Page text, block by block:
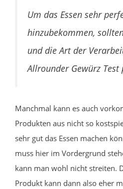
Um das Essen sehr
hinzubekommen,
und die Art der
Allrounder Gewürz Test
Manchmal kann es auch
Produkten aus nicht so
sehr gut das Essen machen
muss hier im Vordergrund
kann man wohl nicht streiten.
Produkt kann dann also eher